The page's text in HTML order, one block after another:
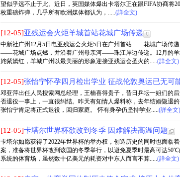
望似乎远不止于此。近日，英国媒体爆出卡塔尔正在跟FIFA协商将
枚重磅炸弹，几乎所有欧洲媒体都认为，.....(詳全文)
[12-05]亚残运会火炬羊城首站花城广场传递
中新社广州12月5日电亚残运会火炬5日在广州首站——花城广场传
——花城广场点燃，并沿着广州母亲河——珠江岸边传递。12月的羊
姹紫嫣红，羊城广州以最美丽的形象迎接亚残运会圣火的.....(詳全文)
[12-05]张怡宁怀孕四月检出学业 征战伦敦奥运已无可
邓亚萍出任人民搜索网总经理，王楠喜得贵子，昔日乒坛一姐们的
否退役一事上，一直很纠结。昨天有知情人爆料称，去年结婚隐退
张怡宁肯定将正式退役，回归家庭。 怀有身孕仍坚持学业.....(詳全文)
[12-05]卡塔尔世界杯欲改到冬季 因难解决高温问题
卡塔尔如愿获得了2022年世界杯的举办权，创造历史的同时也面临
案，准备将世界杯改到该国的冬季举行，以避免夏季时最高可达
系统的体育场，虽然数十亿美元的耗资对中东人而言不算.....(詳全文)